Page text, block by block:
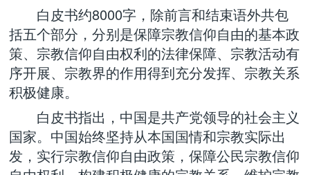
白皮书约8000字，除前言和结束语外共包
括五个部分，分别是保障宗教信仰自由的基本政
策、宗教信仰自由权利的法律保障、宗教活动有
序开展、宗教界的作用得到充分发挥、宗教关系
积极健康。
白皮书指出，中国是共产党领导的社会主义
国家。中国始终坚持从本国国情和宗教实际出
发，实行宗教信仰自由政策，保障公民宗教信仰